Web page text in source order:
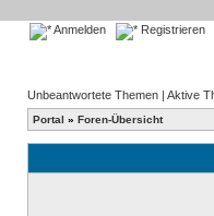
Anmelden Registrieren
Unbeantwortete Themen | Aktive
Portal » Foren-Übersicht